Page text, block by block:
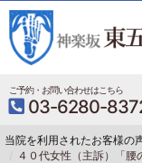
ご予約・お問い合わせはこちら
03-6280-
当院を利用されたお客様の
４０代女性（主訴）「腰